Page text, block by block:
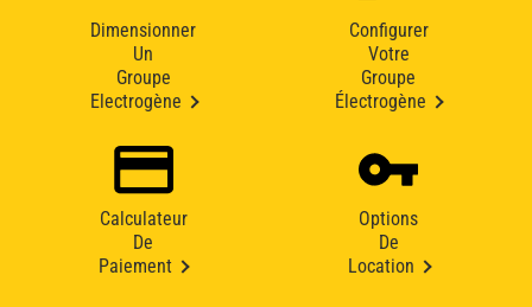
Dimensionner
Un
Groupe
Electrogène
Configurer
Votre
Groupe
Électrogène
Calculateur
De
Paiement
Options
De
Location